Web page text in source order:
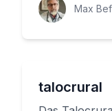
Max
talocrural